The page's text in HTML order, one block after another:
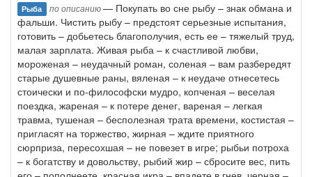
Рыба по описанию— Покупать во сне рыбу – знак обмана и
фальши. Чистить рыбу – предстоят серьезные испытания,
готовить – добьетесь благополучия, есть ее – тяжелый труд,
малая зарплата. Живая рыба – к счастливой любви,
мороженая – неудачный роман, соленая – вам разбередят
старые душевные раны, вяленая – к неудаче отнесетесь
стоически и по-философски мудро, копченая – веселая
поездка, жареная – к потере денег, вареная – легкая
травма, тушеная – бесполезная трата времени, костистая –
пригласят на торжество, жирная – ждите приятного
сюрприза, пересохшая – не повезет в игре; рыбьи потроха
– к богатству и довольству, рыбий жир – сбросите вес, пить